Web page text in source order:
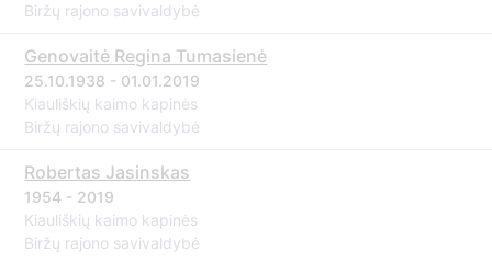
Biržų rajono savivaldybė
Genovaitė Regina Tumasienė
25.10.1938 - 01.01.2019
Kiauliškių kaimo kapinės
Biržų rajono savivaldybė
Robertas Jasinskas
1954 - 2019
Kiauliškių kaimo kapinės
Biržų rajono savivaldybė